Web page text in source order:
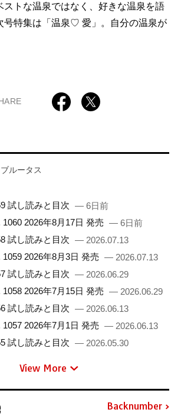
ストな温泉ではなく、好きな温泉を語
号特集は「温泉♡ 愛」。自分の温泉が
ブルータス
試し読みと目次 — 6日前
2026年8月17日 発売 — 6日前
試し読みと目次 — 2026.07.13
2026年8月3日 発売 — 2026.07.13
試し読みと目次 — 2026.06.29
2026年7月15日 発売 — 2026.06.29
試し読みと目次 — 2026.06.13
2026年7月1日 発売 — 2026.06.13
試し読みと目次 — 2026.05.30
View More
Backnumber